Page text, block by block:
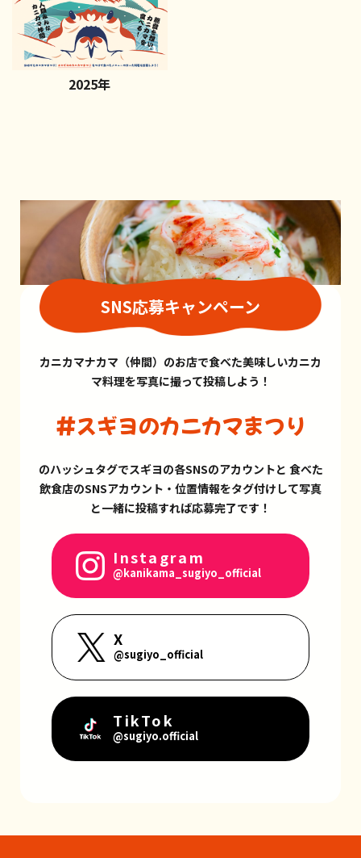
2025年
SNS応募キャンペーン
カニカマナカマ（仲間）のお店で食べた美味しいカニカ
マ料理を写真に撮って投稿しよう！
#スギヨのカニカマまつり
のハッシュタグでスギヨの各SNSのアカウントと 食べた
飲食店のSNSアカウント・位置情報をタグ付けして写真
と一緒に投稿すれば応募完了です！
Instagram
@kanikama_sugiyo_official
X
@sugiyo_official
TikTok
@sugiyo.official